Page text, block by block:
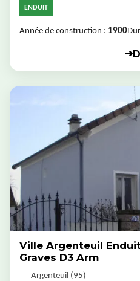
ENDUIT
Année de construction : 1900
➜
Ville Argenteuil
Graves D3 Arm
Argenteuil (95)